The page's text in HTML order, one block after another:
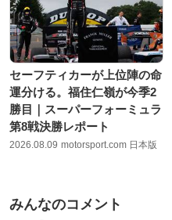
セーフティカーが上位陣の命
運分ける。福住仁嶺が今季2
勝目｜スーパーフォーミュラ
第8戦決勝レポート
2026.08.09 motorsport.com 日本版
みんなのコメント